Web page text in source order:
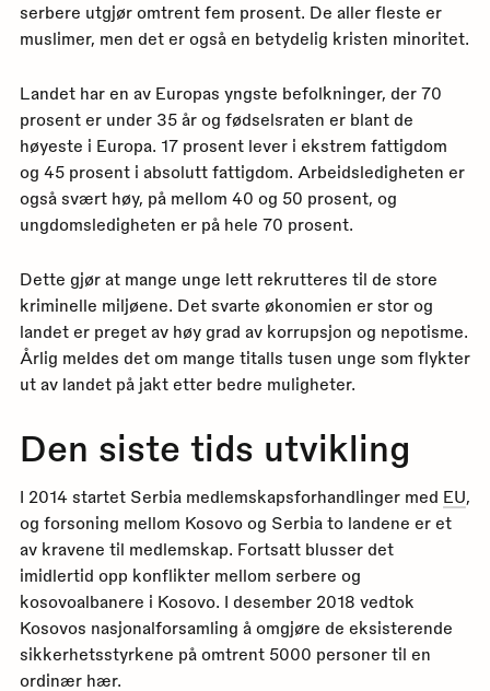
serbere utgjør omtrent fem prosent. De aller fleste er
muslimer, men det er også en betydelig kristen minoritet.
Landet har en av Europas yngste befolkninger, der 70
prosent er under 35 år og fødselsraten er blant de
høyeste i Europa. 17 prosent lever i ekstrem fattigdom
og 45 prosent i absolutt fattigdom. Arbeidsledigheten er
også svært høy, på mellom 40 og 50 prosent, og
ungdomsledigheten er på hele 70 prosent.
Dette gjør at mange unge lett rekrutteres til de store
kriminelle miljøene. Det svarte økonomien er stor og
landet er preget av høy grad av korrupsjon og nepotisme.
Årlig meldes det om mange titalls tusen unge som flykter
ut av landet på jakt etter bedre muligheter.
Den siste tids utvikling
I 2014 startet Serbia medlemskapsforhandlinger med EU,
og forsoning mellom Kosovo og Serbia to landene er et
av kravene til medlemskap. Fortsatt blusser det
imidlertid opp konflikter mellom serbere og
kosovoalbanere i Kosovo. I desember 2018 vedtok
Kosovos nasjonalforsamling å omgjøre de eksisterende
sikkerhetsstyrkene på omtrent 5000 personer til en
ordinær hær.